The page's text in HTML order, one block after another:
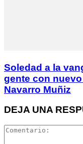
Soledad a la
gente con
Navarro Muñiz
DEJA UNA